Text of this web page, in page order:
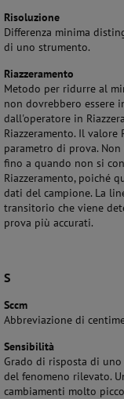
Risoluzione
Differenza minima
di uno strumento.
Riazzeramento
Metodo per ridurre al
non dovrebbero essere
dall'operatore in
Riazzeramento. Il
parametro di prova.
fino a quando non si
Riazzeramento, poiché
dati del campione. La
transitorio che viene
prova più accurati.
S
Sccm
Abbreviazione di
Sensibilità
Grado di risposta di
del fenomeno rilevato.
cambiamenti molto